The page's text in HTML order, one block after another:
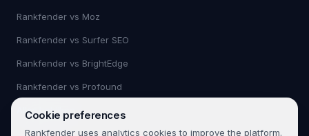
Rankfender vs Moz
Rankfender vs Surfer SEO
Rankfender vs BrightEdge
Rankfender vs Profound
Alles bekijken →
Cookie preferences
Rankfender uses analytics cookies to improve the platform.